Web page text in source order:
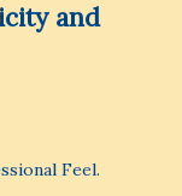
and
Feel.